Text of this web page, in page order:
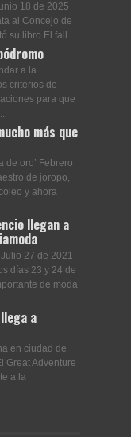
18 de 2025
al Concejo de
su libro El fall...
a la
criterios de
para que
más que
de oro’ Febrero
de joropo,
y ahora
llegan a
27 de 2021
días 23 y 24 de
de moda
a
en ciudad de
Great Adventure
a la